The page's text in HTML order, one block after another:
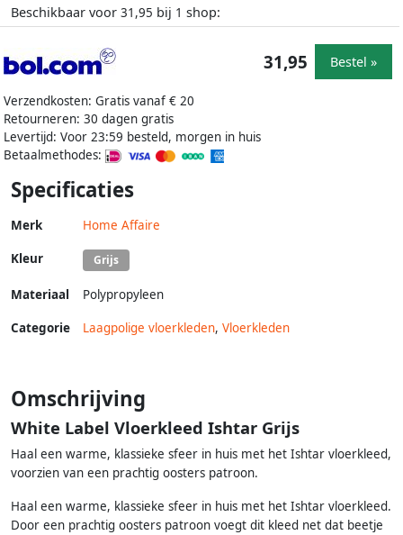
Beschikbaar voor 31,95 bij 1 shop:
Verzendkosten: Gratis vanaf € 20
Retourneren: 30 dagen gratis
Levertijd: Voor 23:59 besteld, morgen in huis
Betaalmethodes:
31,95 Bestel »
Specificaties
Merk Home Affaire
Kleur Grijs
Materiaal Polypropyleen
Categorie Laagpolige vloerkleden, Vloerkleden
Omschrijving
White Label Vloerkleed Ishtar Grijs
Haal een warme, klassieke sfeer in huis met het Ishtar vloerkleed,
voorzien van een prachtig oosters patroon.
Haal een warme, klassieke sfeer in huis met het Ishtar vloerkleed.
Door een prachtig oosters patroon voegt dit kleed net dat beetje